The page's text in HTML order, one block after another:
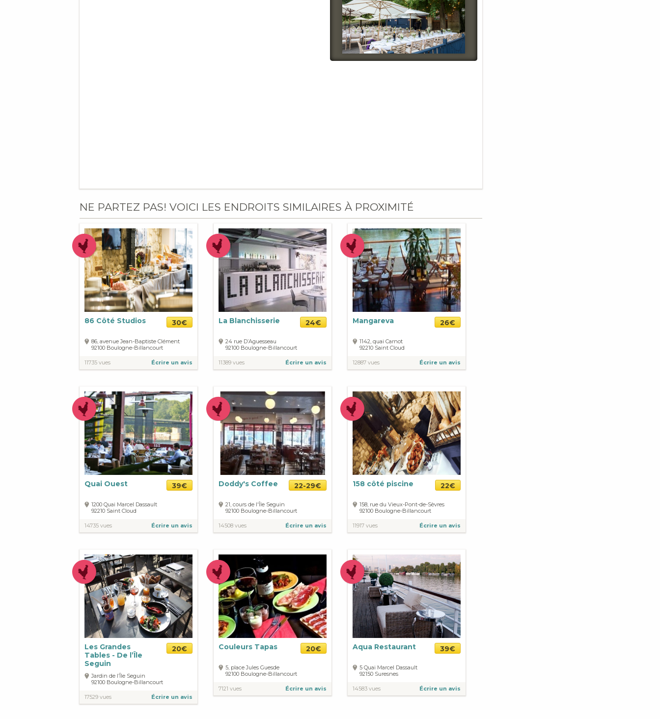
NE PARTEZ PAS! VOICI LES ENDROITS SIMILAIRES À PROXIMITÉ
86 Côté Studios 30€
86, avenue Jean-Baptiste Clément
92100 Boulogne-Billancourt
11735 vues Écrire un avis
La Blanchisserie 24€
24 rue D’Aguesseau
92100 Boulogne-Billancourt
11389 vues Écrire un avis
Mangareva 26€
1142, quai Carnot
92210 Saint Cloud
12887 vues Écrire un avis
Quai Ouest 39€
1200 Quai Marcel Dassault
92210 Saint Cloud
14735 vues Écrire un avis
Doddy's Coffee 22-29€
21, cours de l'Île Seguin
92100 Boulogne-Billancourt
14508 vues Écrire un avis
158 côté piscine 22€
158, rue du Vieux-Pont-de-Sèvres
92100 Boulogne-Billancourt
11917 vues Écrire un avis
Les Grandes
Tables - De l’Île
Seguin
20€
Jardin de l’Île Seguin
92100 Boulogne-Billancourt
17529 vues Écrire un avis
Couleurs Tapas 20€
5, place Jules Guesde
92100 Boulogne-Billancourt
7121 vues Écrire un avis
Aqua Restaurant 39€
5 Quai Marcel Dassault
92150 Suresnes
14583 vues Écrire un avis